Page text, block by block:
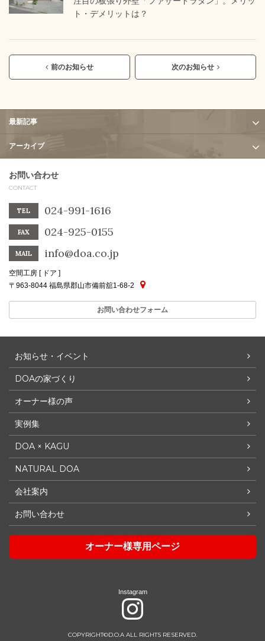
ト・デメリットは？
前のお知らせ 次のお知らせ
最新記事
アーカイブ
お問い合わせ
CONTACT
TEL 024-991-1616
FAX 024-925-0155
MAIL info@doa.co.jp
空間工房 [ ドア ]
〒963-8044 福島県郡山市備前舘1-68-2
お問い合わせフォーム
お知らせ・イベント
DOAの家づくり
オーナー様の声
実例集
DOA × KAGU
NATURAL DOA
会社案内
お問い合わせ
オーナー様専用ページ
Instagram
COPYRIGHT©D.O.A ALL RIGHTS RESERVED.